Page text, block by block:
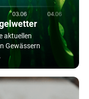
aktuellen
Gewässern